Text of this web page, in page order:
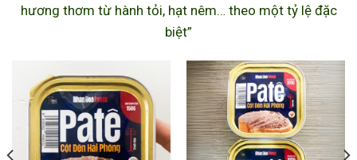
hương thơm từ hành tỏi, hạt nêm… theo một tỷ lệ đặc
biệt”